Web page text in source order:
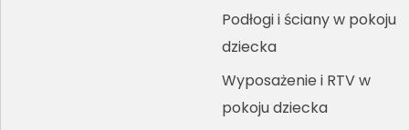
Podłogi i ściany w pokoju
dziecka
Wyposażenie i RTV w
pokoju dziecka